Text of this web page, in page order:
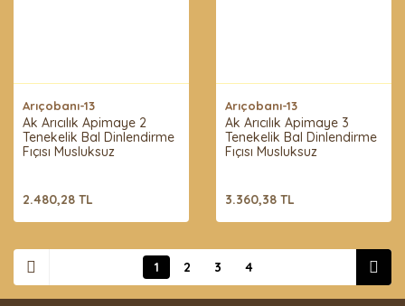
Arıçobanı-13
Ak Arıcılık Apimaye 2
Tenekelik Bal Dinlendirme
Fıçısı Musluksuz
2.480,28 TL
Arıçobanı-13
Ak Arıcılık Apimaye 3
Tenekelik Bal Dinlendirme
Fıçısı Musluksuz
3.360,38 TL
1 2 3 4